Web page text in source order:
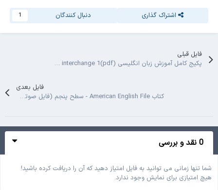
اشتراک گذاری دنبال کنندگان 1
فایل قبلی
پکیج کامل آموزش زبان انگلیسی new interchange 1(pdf)
فایل بعدی
کتاب American English File - سطح پنجم (فایل صوتی + PDF)
0 نقد و بررسی
شما تنها زمانی می توانید به فایل امتیاز دهید که آن را دریافت کرده باشید!
هیچ امتیازی برای نمایش وجود ندارد.